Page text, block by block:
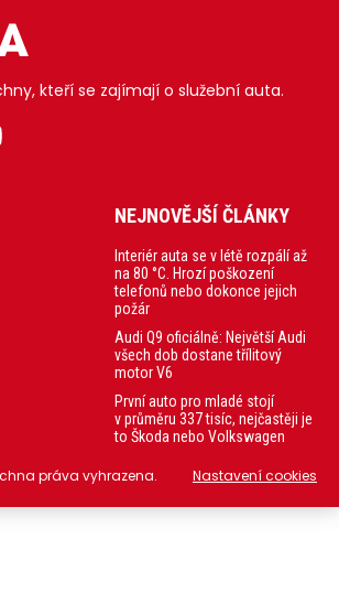
kteří se zajímají o služební auta.
NEJNOVĚJŠÍ ČLÁNKY
Interiér auta se v létě rozpálí až
na 80 °C. Hrozí poškození
telefonů nebo dokonce jejich
požár
Audi Q9 oficiálně: Největší Audi
všech dob dostane třílitový
motor V6
První auto pro mladé stojí
v průměru 337 tisíc, nejčastěji je
to Škoda nebo Volkswagen
práva vyhrazena. Nastavení cookies